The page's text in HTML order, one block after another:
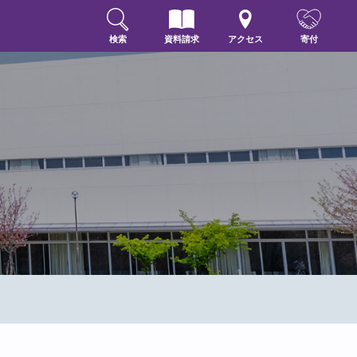
検索 資料請求 アクセス 寄付